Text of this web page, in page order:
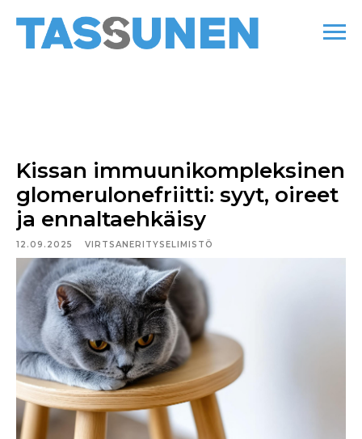
Kissan immuunikompleksinen
glomerulonefriitti: syyt, oireet
ja ennaltaehkäisy
12.09.2025 VIRTSANERITYSELIMISTÖ